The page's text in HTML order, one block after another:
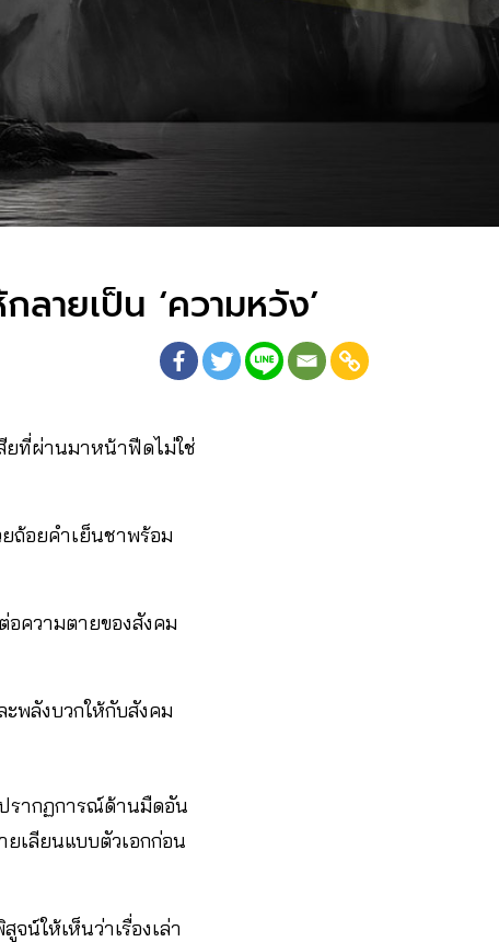
ลายเป็น ‘ความหวัง’
ยที่ผ่านมาหน้าฟีดไม่ใช่
ถ้อยคำเย็นชาพร้อม
ความตายของสังคม
พลังบวกให้กับสังคม
รากฏการณ์ด้านมืดอัน
เลียนแบบตัวเอกก่อน
น์ให้เห็นว่าเรื่องเล่า